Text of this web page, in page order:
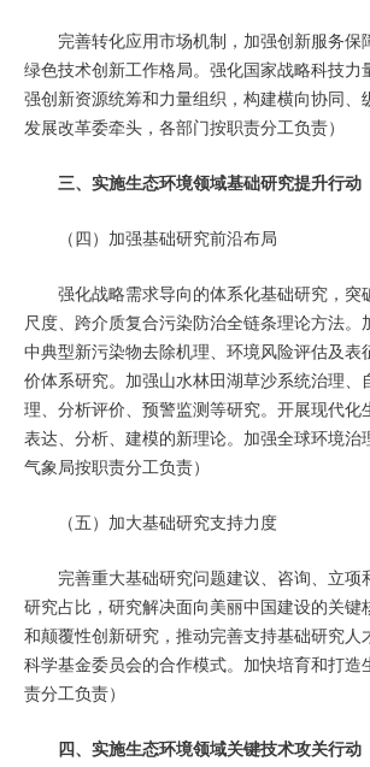
完善转化应用市场机制，加强创新服务
绿色技术创新工作格局。强化国家战略科技
强创新资源统筹和力量组织，构建横向协同
发展改革委牵头，各部门按职责分工负责）
三、实施生态环境领域基础研究提升行动
（四）加强基础研究前沿布局
强化战略需求导向的体系化基础研究，
尺度、跨介质复合污染防治全链条理论方法
中典型新污染物去除机理、环境风险评估及
价体系研究。加强山水林田湖草沙系统治理
理、分析评价、预警监测等研究。开展现代
表达、分析、建模的新理论。加强全球环境
气象局按职责分工负责）
（五）加大基础研究支持力度
完善重大基础研究问题建议、咨询、立
研究占比，研究解决面向美丽中国建设的关
和颠覆性创新研究，推动完善支持基础研究
科学基金委员会的合作模式。加快培育和打
责分工负责）
四、实施生态环境领域关键技术攻关行动